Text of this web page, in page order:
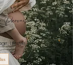
Provence,Rhône-
Lifestyle